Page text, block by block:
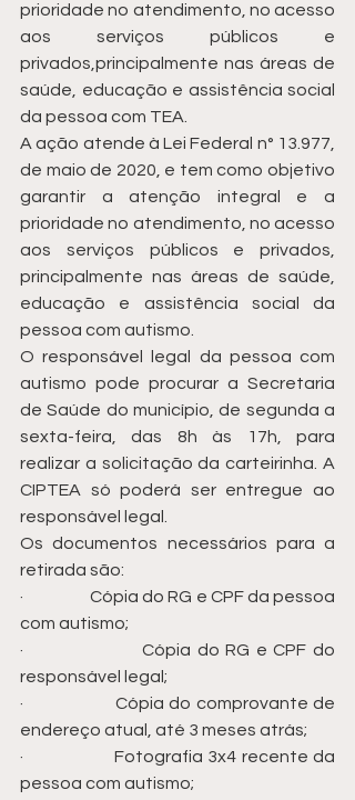
prioridade no atendimento, no acesso
aos serviços públicos e
privados,principalmente nas áreas de
saúde, educação e assistência social
da pessoa com TEA.
A ação atende à Lei Federal n° 13.977,
de maio de 2020, e tem como objetivo
garantir a atenção integral e a
prioridade no atendimento, no acesso
aos serviços públicos e privados,
principalmente nas áreas de saúde,
educação e assistência social da
pessoa com autismo.
O responsável legal da pessoa com
autismo pode procurar a Secretaria
de Saúde do município, de segunda a
sexta-feira, das 8h às 17h, para
realizar a solicitação da carteirinha. A
CIPTEA só poderá ser entregue ao
responsável legal.
Os documentos necessários para a
retirada são:
·                   Cópia do RG e CPF da pessoa
com autismo;
·                   Cópia do RG e CPF do
responsável legal;
·                   Cópia do comprovante de
endereço atual, até 3 meses atrás;
·                   Fotografia 3x4 recente da
pessoa com autismo;